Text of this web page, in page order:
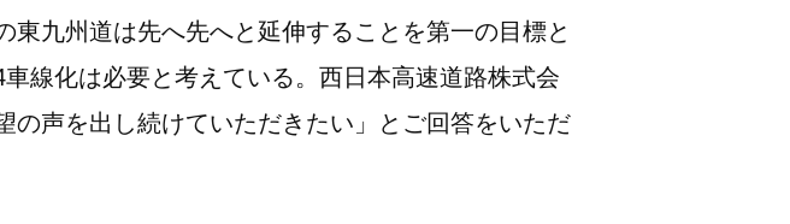
九州道は先へ先へと延伸することを第一の目標と
線化は必要と考えている。西日本高速道路株式会
声を出し続けていただきたい」とご回答をいただ